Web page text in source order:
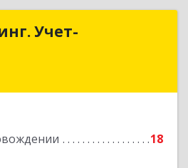
Учет-
18
Учет-